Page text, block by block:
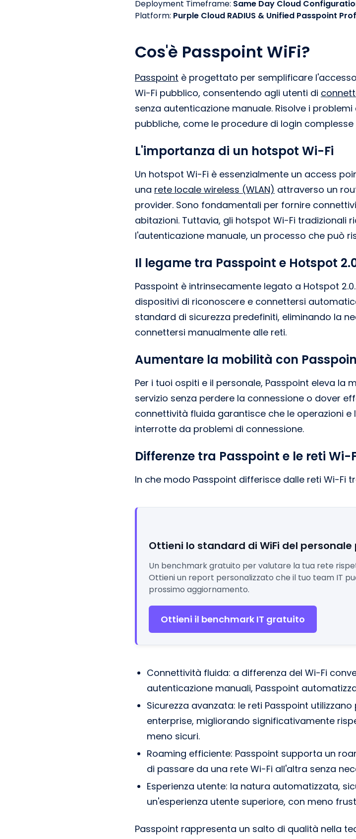
Deployment Timeframe: Same Day Cloud
Platform: Purple Cloud RADIUS & Unified Passpoint
Cos'è Passpoint WiFi?
Passpoint è progettato per semplificare
Wi-Fi pubblico, consentendo agli utenti di
senza autenticazione manuale. Risolve i
pubbliche, come le procedure di login
L'importanza di un hotspot Wi-Fi
Un hotspot Wi-Fi è essenzialmente un access
una rete locale wireless (WLAN) attraverso un
provider. Sono fondamentali per fornire
abitazioni. Tuttavia, gli hotspot Wi-Fi tradizionali
l'autenticazione manuale, un processo che può
Il legame tra Passpoint e Hotspot
Passpoint è intrinsecamente legato a Hotspot
dispositivi di riconoscere e connettersi
standard di sicurezza predefiniti, eliminando la
connettersi manualmente alle reti.
Aumentare la mobilità con
Per i tuoi ospiti e il personale, Passpoint eleva la
servizio senza perdere la connessione o dover
connettività fluida garantisce che le operazioni e
interrotte da problemi di connessione.
Differenze tra Passpoint e le reti Wi-
In che modo Passpoint differisce dalle reti Wi-Fi
Ottieni lo standard di WiFi del personale
Un benchmark gratuito per valutare la tua rete
Ottieni un report personalizzato che il tuo team IT
prossimo aggiornamento.
Ottieni il benchmark IT gratuito
Connettività fluida: a differenza del Wi-Fi
autenticazione manuali, Passpoint
Sicurezza avanzata: le reti Passpoint
enterprise, migliorando significativamente
meno sicuri.
Roaming efficiente: Passpoint supporta un
di passare da una rete Wi-Fi all'altra senza
Esperienza utente: la natura automatizzata,
un'esperienza utente superiore, con meno
Passpoint rappresenta un salto di qualità nella